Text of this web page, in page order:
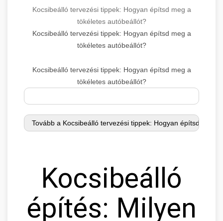
Kocsibeálló tervezési tippek: Hogyan építsd meg a
tökéletes autóbeállót?
Kocsibeálló tervezési tippek: Hogyan építsd meg a
tökéletes autóbeállót?
Kocsibeálló tervezési tippek: Hogyan építsd meg a
tökéletes autóbeállót?
Kocsibeálló
építés: Milyen